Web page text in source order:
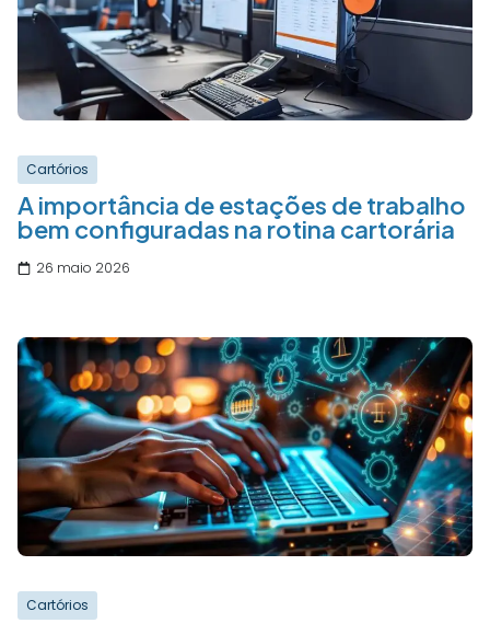
Cartórios
A importância de estações de trabalho
bem configuradas na rotina cartorária
26 maio 2026
Cartórios